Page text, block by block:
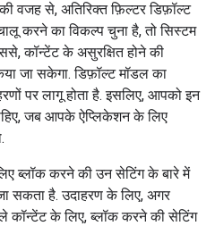
वजह से, अतिरिक्त फ़िल्टर डिफ़ॉल्ट
करने का विकल्प चुना है, तो सिस्टम
कॉन्टेंट के असुरक्षित होने की
जा सकेगा. डिफ़ॉल्ट मॉडल का
पर लागू होता है. इसलिए, आपको इन
जब आपके ऐप्लिकेशन के लिए
ब्लॉक करने की उन सेटिंग के बारे में
सकता है. उदाहरण के लिए, अगर
कॉन्टेंट के लिए, ब्लॉक करने की सेटिंग